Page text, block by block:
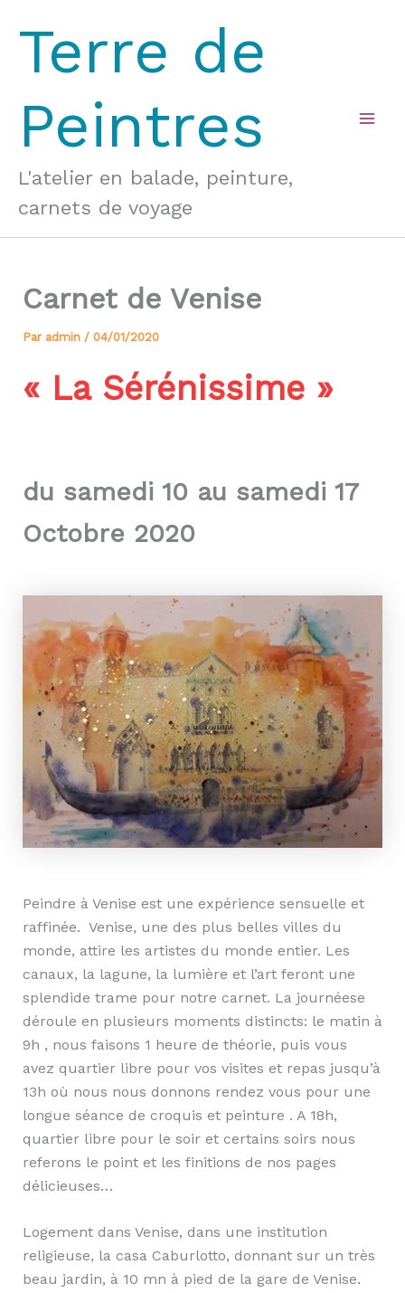
contenu
Terre de
Peintres
L'atelier en balade, peinture,
carnets de voyage
Carnet de Venise
Par admin / 04/01/2020
« La Sérénissime »
du samedi 10 au samedi 17
Octobre 2020
Peindre à Venise est une expérience sensuelle et
raffinée. Venise, une des plus belles villes du
monde, attire les artistes du monde entier. Les
canaux, la lagune, la lumière et l’art feront une
splendide trame pour notre carnet. La journéese
déroule en plusieurs moments distincts: le matin à
9h , nous faisons 1 heure de théorie, puis vous
avez quartier libre pour vos visites et repas jusqu’à
13h où nous nous donnons rendez vous pour une
longue séance de croquis et peinture . A 18h,
quartier libre pour le soir et certains soirs nous
referons le point et les finitions de nos pages
délicieuses…
Logement dans Venise, dans une institution
religieuse, la casa Caburlotto, donnant sur un très
beau jardin, à 10 mn à pied de la gare de Venise.